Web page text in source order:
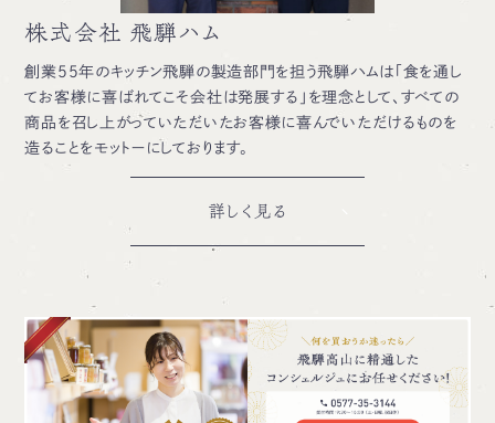
株式会社 飛騨ハム
創業55年のキッチン飛騨の製造部門を担う飛騨ハムは「食を通し
てお客様に喜ばれてこそ会社は発展する」を理念として、すべての
商品を召し上がっていただいたお客様に喜んでいただけるものを
造ることをモットーにしております。
詳しく見る